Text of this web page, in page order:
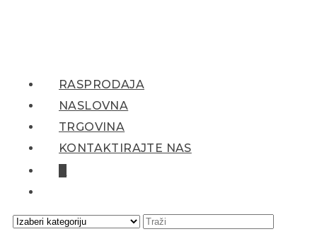
RASPRODAJA
NASLOVNA
TRGOVINA
KONTAKTIRAJTE NAS